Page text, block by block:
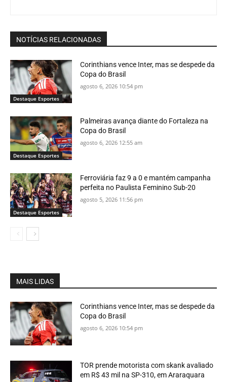
NOTÍCIAS RELACIONADAS
Destaque Esportes
Corinthians vence Inter, mas se despede da
Copa do Brasil
agosto 6, 2026 10:54 pm
Destaque Esportes
Palmeiras avança diante do Fortaleza na
Copa do Brasil
agosto 6, 2026 12:55 am
Destaque Esportes
Ferroviária faz 9 a 0 e mantém campanha
perfeita no Paulista Feminino Sub-20
agosto 5, 2026 11:56 pm
MAIS LIDAS
Corinthians vence Inter, mas se despede da
Copa do Brasil
agosto 6, 2026 10:54 pm
TOR prende motorista com skank avaliado
em R$ 43 mil na SP-310, em Araraquara